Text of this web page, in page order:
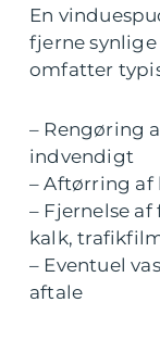
En
fjerne
omfatter
– Rengøring
indvendigt
– Aftørring af
– Fjernelse
kalk,
– Eventuel
aftale